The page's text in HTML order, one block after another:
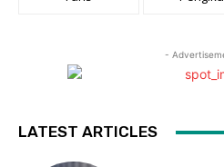
-
LATEST ARTICLES